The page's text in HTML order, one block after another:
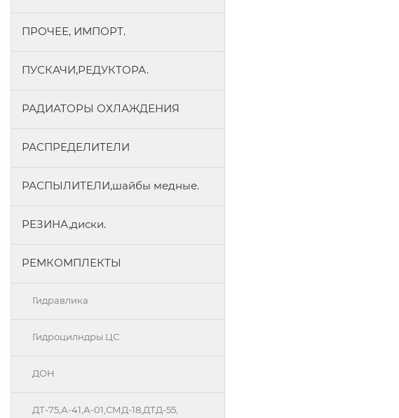
ПРОЧЕЕ, ИМПОРТ.
ПУСКАЧИ,РЕДУКТОРА.
РАДИАТОРЫ ОХЛАЖДЕНИЯ
РАСПРЕДЕЛИТЕЛИ
РАСПЫЛИТЕЛИ,шайбы медные.
РЕЗИНА,диски.
РЕМКОМПЛЕКТЫ
Гидравлика
Гидроцилндры.ЦС
ДОН
ДТ-75,А-41,А-01,СМД-18,ДТД-55,